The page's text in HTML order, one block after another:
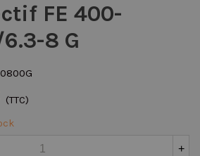
FE 400-
8 G
(TTC)
+